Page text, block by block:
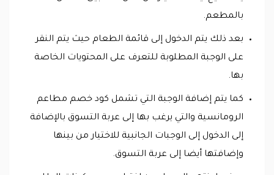
بالمطعم.
بعد ذلك يتم الدخول إلى قائمة الطعام حيث يتم النقر
على الوجبة المطلوبة للتعرف على المحتويات الخاصة
بها.
كما يتم إضافة الوجبة التي تشمل كود خصم مطاعم
الرومانسية والتي يرغب بها إلى عربة التسوق بالإضافة
إلى الدخول إلى الوجبات الجانبية للاختيار من بينها
وإضافتها أيضا إلى عربة التسوق.